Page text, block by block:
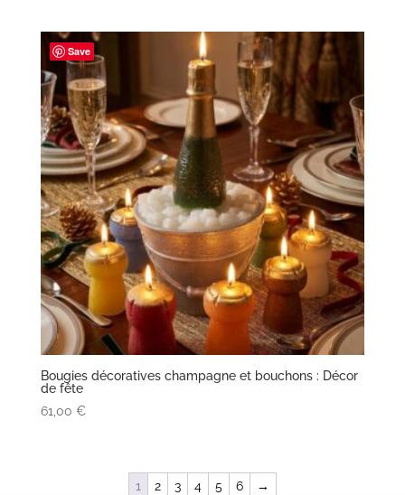
Save
Bougies décoratives champagne et bouchons : Décor
de fête
61,00 €
1 2 3 4 5 6 →